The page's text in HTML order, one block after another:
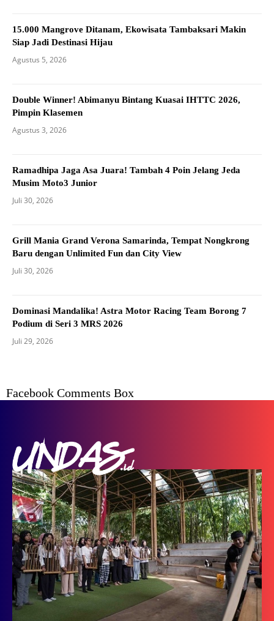
15.000 Mangrove Ditanam, Ekowisata Tambaksari Makin
Siap Jadi Destinasi Hijau
Agustus 5, 2026
Double Winner! Abimanyu Bintang Kuasai IHTTC 2026,
Pimpin Klasemen
Agustus 3, 2026
Ramadhipa Jaga Asa Juara! Tambah 4 Poin Jelang Jeda
Musim Moto3 Junior
Juli 30, 2026
Grill Mania Grand Verona Samarinda, Tempat Nongkrong
Baru dengan Unlimited Fun dan City View
Juli 30, 2026
Dominasi Mandalika! Astra Motor Racing Team Borong 7
Podium di Seri 3 MRS 2026
Juli 29, 2026
Facebook Comments Box